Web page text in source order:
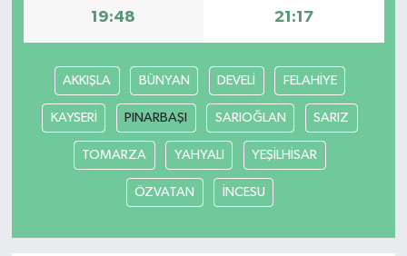
19:48 21:17
AKKIŞLA BÜNYAN DEVELİ FELAHİYE
KAYSERİ PINARBAŞI SARIOĞLAN SARIZ
TOMARZA YAHYALI YEŞİLHİSAR
ÖZVATAN İNCESU